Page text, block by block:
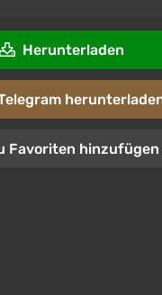
Herunterladen
Favoriten hinzufügen